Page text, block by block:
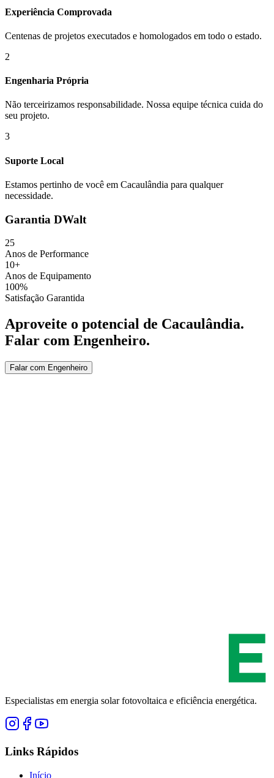
Experiência Comprovada
Centenas de projetos executados e homologados em todo o estado.
2
Engenharia Própria
Não terceirizamos responsabilidade. Nossa equipe técnica cuida do
seu projeto.
3
Suporte Local
Estamos pertinho de você em Cacaulândia para qualquer
necessidade.
Garantia DWalt
25
Anos de Performance
10+
Anos de Equipamento
100%
Satisfação Garantida
Aproveite o potencial de Cacaulândia.
Falar com Engenheiro.
Falar com Engenheiro
Especialistas em energia solar fotovoltaica e eficiência energética.
Links Rápidos
Início